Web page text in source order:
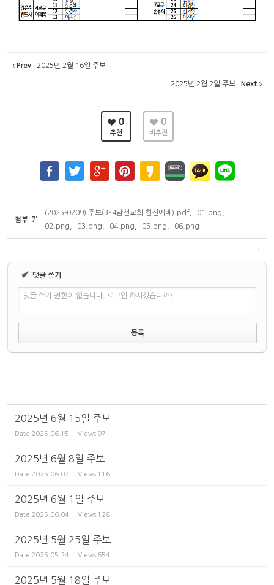
Prev 2025년 2월 16일 주보
2025년 2월 2일 주보 Next
0
추천
0
비추천
첨부 '7'
(2025-0209) 주보(3･4남선교회 헌신예배).pdf 01.png
02.png
03.png 04.png 05.png 06.png
✔ 댓글 쓰기
댓글 쓰기 권한이 없습니다. 로그인 하시겠습니까?
2025년 6월 15일 주보
Date 2025.06.15 Views 97
2025년 6월 8일 주보
Date 2025.06.07 Views 116
2025년 6월 1일 주보
Date 2025.06.04 Views 128
2025년 5월 25일 주보
Date 2025.05.24 Views 654
2025년 5월 18일 주보